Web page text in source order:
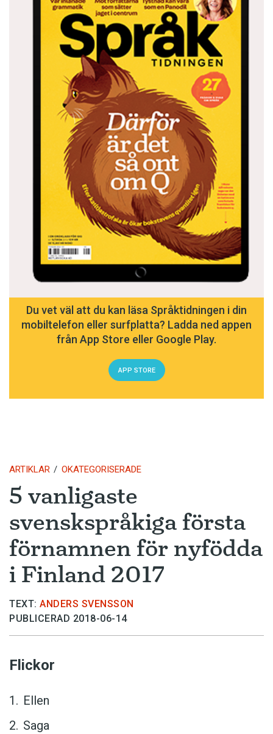
Du vet väl att du kan läsa Språktidningen i din
mobiltelefon eller surfplatta? Ladda ned appen
från App Store eller Google Play.
APP STORE
ARTIKLAR OKATEGORISERADE
5 vanligaste
svenskspråkiga första
förnamnen för nyfödda
i Finland 2017
TEXT: ANDERS SVENSSON
PUBLICERAD 2018-06-14
Flickor
Ellen
Saga